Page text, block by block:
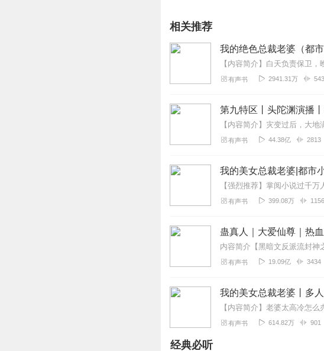
很好太好听了吧！我喜欢！
2023-05-14
听友199563705
2022-10-25
听友189354730
2022-10-20
萍萍大平平
喜欢这种人
2022-12-25
怎么这么容易失忆呢！你失忆我也
2023-03-18
严易泽办事不果断，手段不辣不利
相关推荐
我的绝色总裁老婆（都
有声书 2941.31万
第九特区丨头陀渊演播
有声书 44.38亿 2813
我的美女总裁老婆|都市
有声书 399.08万 1156
蛊真人｜大爱仙尊｜热
有声书 19.09亿 3434
我的美女总裁老婆丨多
有声书 614.82万 901
经典必听